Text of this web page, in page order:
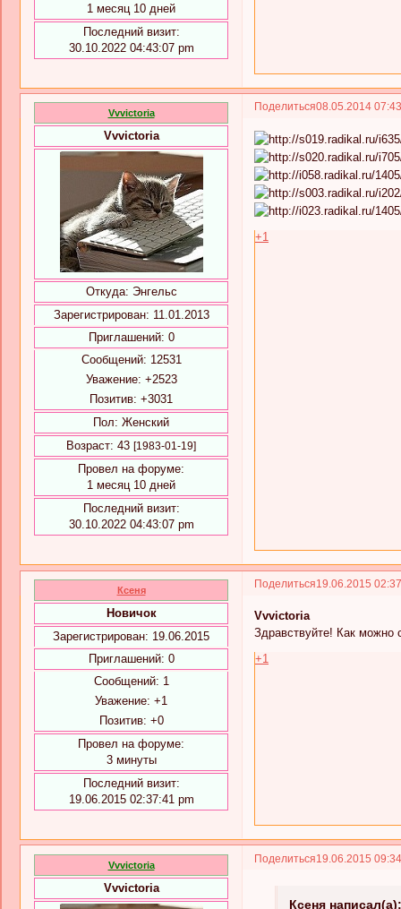
1 месяц 10 дней
Последний визит:
30.10.2022 04:43:07 pm
Поделиться08.05.2014
Vvvictoria
Vvvictoria
Откуда: Энгельс
Зарегистрирован: 11.01.2013
Приглашений: 0
Сообщений: 12531
Уважение: +2523
Позитив: +3031
Пол: Женский
Возраст: 43 [1983-01-19]
Провел на форуме:
1 месяц 10 дней
Последний визит:
30.10.2022 04:43:07 pm
+1
Поделиться19.06.2015
Ксеня
Новичок
Зарегистрирован: 19.06.2015
Приглашений: 0
Сообщений: 1
Уважение: +1
Позитив: +0
Провел на форуме:
3 минуты
Последний визит:
19.06.2015 02:37:41 pm
Vvvictoria
Здравствуйте! Как можно
+1
Поделиться19.06.2015
Vvvictoria
Vvvictoria
Ксеня